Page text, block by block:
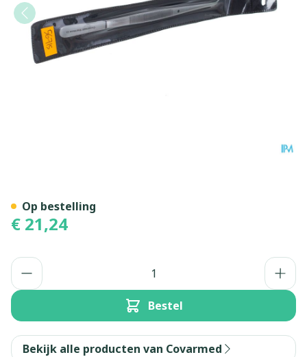
€ 21,24
Aantal
Bestel
Op bestelling
Bekijk alle producten van Covarmed